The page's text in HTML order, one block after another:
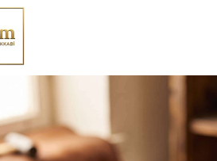
Kadın ve Erkek